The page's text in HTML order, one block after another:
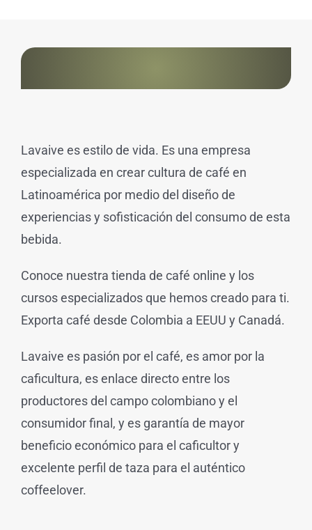
Lavaive es estilo de vida. Es una empresa
especializada en crear cultura de café en
Latinoamérica por medio del diseño de
experiencias y sofisticación del consumo de esta
bebida.
Conoce nuestra tienda de café online y los
cursos especializados que hemos creado para ti.
Exporta café desde Colombia a EEUU y Canadá.
Lavaive es pasión por el café, es amor por la
caficultura, es enlace directo entre los
productores del campo colombiano y el
consumidor final, y es garantía de mayor
beneficio económico para el caficultor y
excelente perfil de taza para el auténtico
coffeelover.